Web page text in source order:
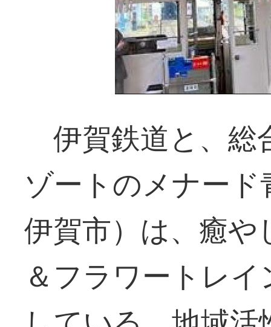
伊賀鉄道と、総
ゾートのメナー
伊賀市）は、癒
＆フラワートレ